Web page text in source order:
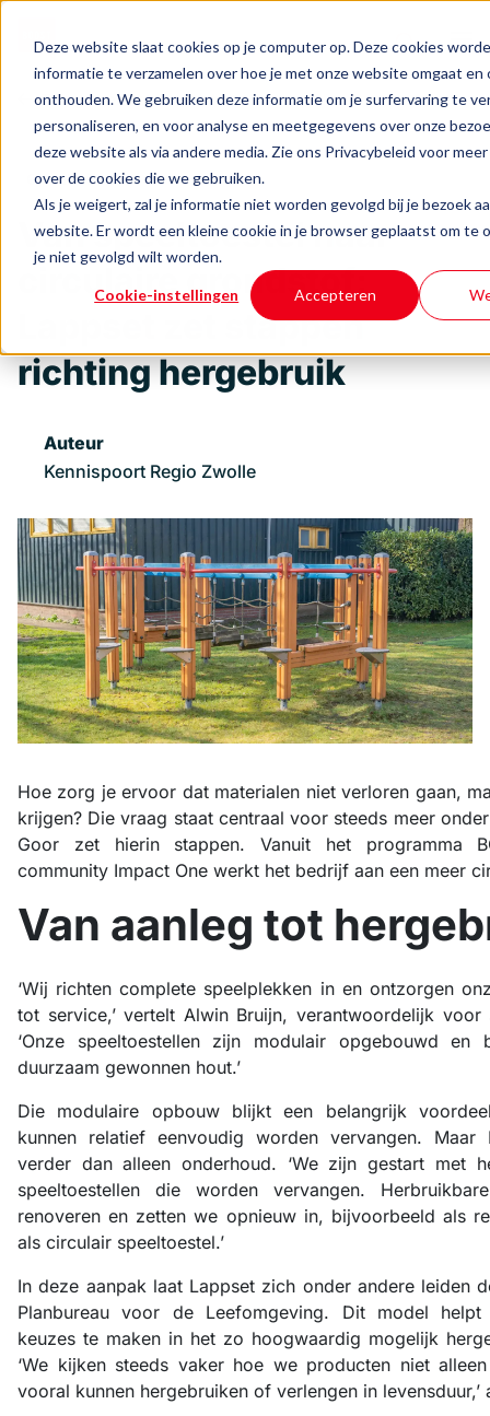
Deze website slaat cookies op je computer op. Deze cookies
informatie te verzamelen over hoe je met onze website omgaat en
onthouden. We gebruiken deze informatie om je surfervaring te
personaliseren, en voor analyse en meetgegevens over onze
deze website als via andere media. Zie ons Privacybeleid voor
over de cookies die we gebruiken.
Als je weigert, zal je informatie niet worden gevolgd bij je bezoek
website. Er wordt een kleine cookie in je browser geplaatst om te
je niet gevolgd wilt worden.
Cookie-instellingen Accepteren
Onze activiteiten
Ondernemersuitdagingen
Events & inspiratie
Over BOOST
Terug naar het overzicht
Circulariteit
Van speeltoestel naar
circulaire grondstof:
Lappset zet stappen
richting hergebruik
Auteur
Kennispoort Regio Zwolle
Hoe zorg je ervoor dat materialen niet verloren gaan,
krijgen? Die vraag staat centraal voor steeds meer
Goor zet hierin stappen. Vanuit het programma
community Impact One werkt het bedrijf aan een meer
Van aanleg tot
‘Wij richten complete speelplekken in en ontzorgen
tot service,’ vertelt Alwin Bruijn, verantwoordelijk voor
‘Onze speeltoestellen zijn modulair opgebouwd en
duurzaam gewonnen hout.’
Die modulaire opbouw blijkt een belangrijk
kunnen relatief eenvoudig worden vervangen. Maar
verder dan alleen onderhoud. ‘We zijn gestart met
speeltoestellen die worden vervangen.
renoveren en zetten we opnieuw in, bijvoorbeeld als
als circulair speeltoestel.’
In deze aanpak laat Lappset zich onder andere leiden
Planbureau voor de Leefomgeving. Dit model
keuzes te maken in het zo hoogwaardig mogelijk
‘We kijken steeds vaker hoe we producten niet
vooral kunnen hergebruiken of verlengen in levensduur,’